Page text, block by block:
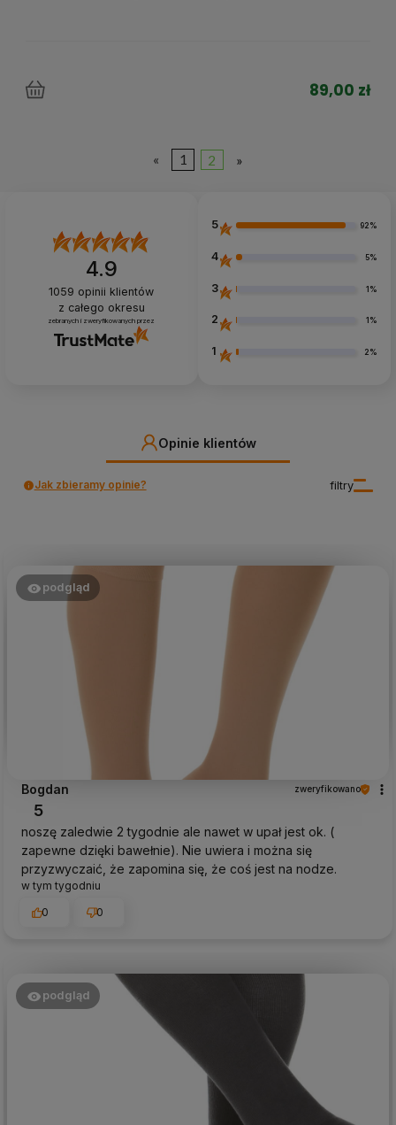
89,00 zł
« 1 2 »
4.9
1059 opinii klientów
z całego okresu
zebranych i zweryfikowanych przez
5 92%
4 5%
3 1%
2 1%
1 2%
Opinie klientów
filtry
Jak zbieramy opinie?
podgląd
Bogdan zweryfikowano
5
noszę zaledwie 2 tygodnie ale nawet w upał jest ok. (
zapewne dzięki bawełnie). Nie uwiera i można się
przyzwyczaić, że zapomina się, że coś jest na nodze.
w tym tygodniu
0
0
podgląd